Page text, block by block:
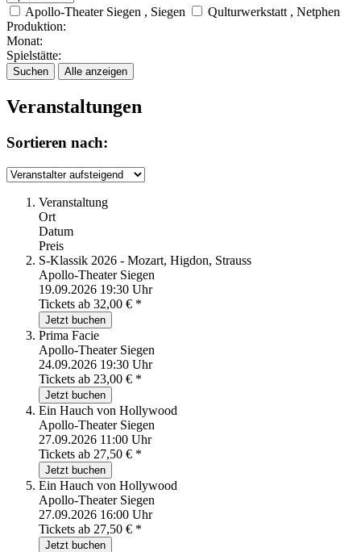
Apollo-Theater Siegen , Siegen
Qulturwerkstatt , Netphen
Produktion:
Monat:
Spielstätte:
Suchen Alle anzeigen
Veranstaltungen
Sortieren nach:
Veranstaltung
Ort
Datum
Preis
S-Klassik 2026 - Mozart, Higdon, Strauss
Apollo-Theater Siegen
19.09.2026 19:30 Uhr
Tickets ab 32,00 € *
Jetzt buchen
Prima Facie
Apollo-Theater Siegen
24.09.2026 19:30 Uhr
Tickets ab 23,00 € *
Jetzt buchen
Ein Hauch von Hollywood
Apollo-Theater Siegen
27.09.2026 11:00 Uhr
Tickets ab 27,50 € *
Jetzt buchen
Ein Hauch von Hollywood
Apollo-Theater Siegen
27.09.2026 16:00 Uhr
Tickets ab 27,50 € *
Jetzt buchen